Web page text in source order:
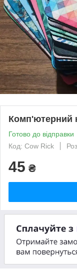
Комп'ютерний
Готово до відправки
Код: Cow Rick
45 ₴